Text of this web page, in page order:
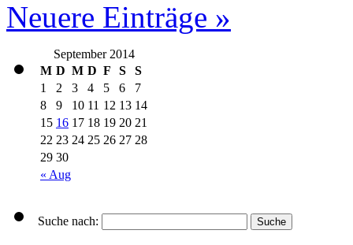
Neuere Einträge »
September 2014
M D M D F S S
« Aug
1 2 3 4 5 6
7
8
9 10 11 12 13 14
15 16 17 18 19 20 21
22 23 24 25 26 27 28
29 30
Suche nach: